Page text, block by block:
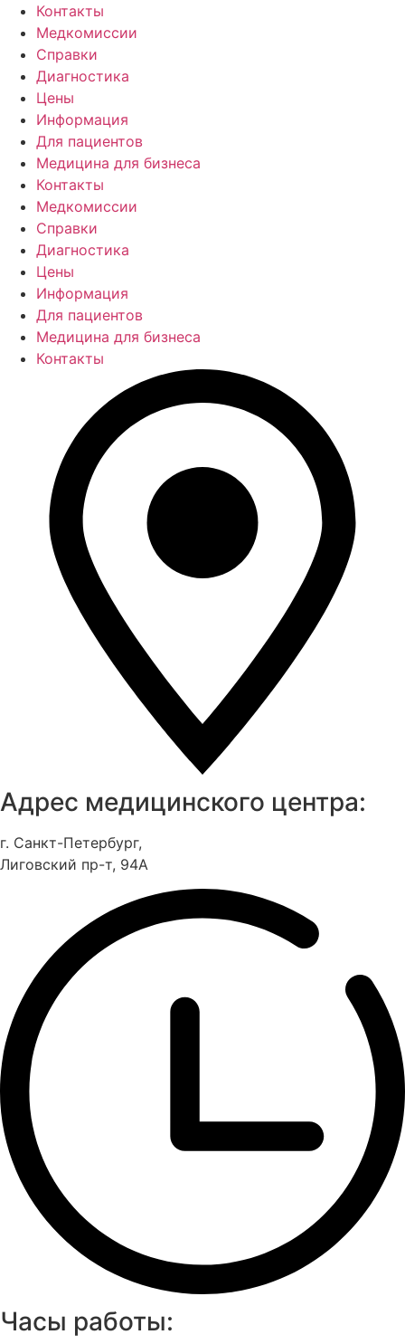
Контакты
Медкомиссии
Справки
Диагностика
Цены
Информация
Для пациентов
Медицина для бизнеса
Контакты
Медкомиссии
Справки
Диагностика
Цены
Информация
Для пациентов
Медицина для бизнеса
Контакты
Адрес медицинского центра:
г. Санкт-Петербург,
Лиговский пр-т, 94А
Часы работы: